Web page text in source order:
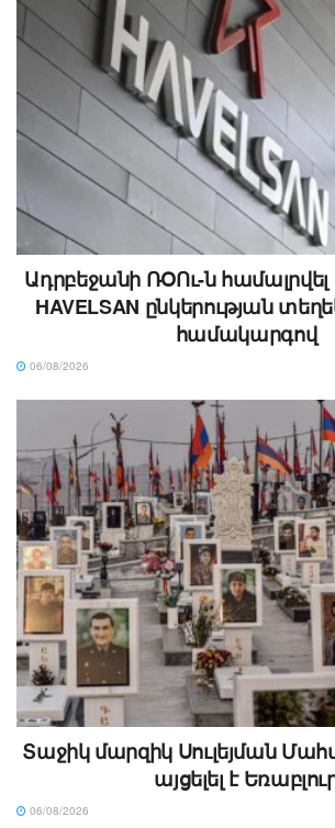
Ադրբեջանի ՌՕՈւ-ն
HAVELSAN ընկերության
համակարգով
06/08/2026
Տաջիկ մարզիկ Սուլեյման
այցելել է
06/08/2026